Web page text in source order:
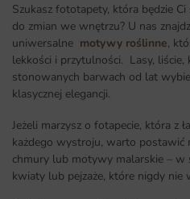
Szukasz fototapety, która będzie
do zmian we wnętrzu? U nas
uniwersalne motywy roślinne,
lekkości i przytulności. Lasy,
stonowanych barwach od lat
klasycznej elegancji.
Jeżeli marzysz o fotapecie, która z
każdego wystroju, warto postawić
chmury lub motywy malarskie – w
kwiaty lub pejzaże, które nigdy nie